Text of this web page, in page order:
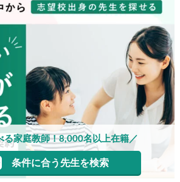
る家庭教師！8,000名以上在籍／
条件に合う先生を検索